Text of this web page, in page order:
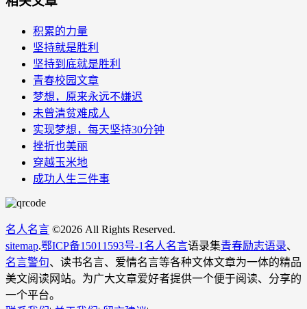
积累的力量
坚持就是胜利
坚持到底就是胜利
青春校园文章
梦想，原来永远不嫌迟
未曾清贫难成人
实现梦想，每天坚持30分钟
挫折也美丽
穿越玉米地
成功人生三件事
名人名言 ©2026 All Rights Reserved.
sitemap.鄂ICP备15011593号-1 名人名言语录集青春励志语录、
名言警句、读书名言、爱情名言等各种文体文章为一体的精品
美文阅读网站。为广大文章爱好者提供一个便于阅读、分享的
一个平台。